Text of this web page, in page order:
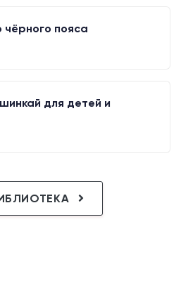
пояса
для детей и